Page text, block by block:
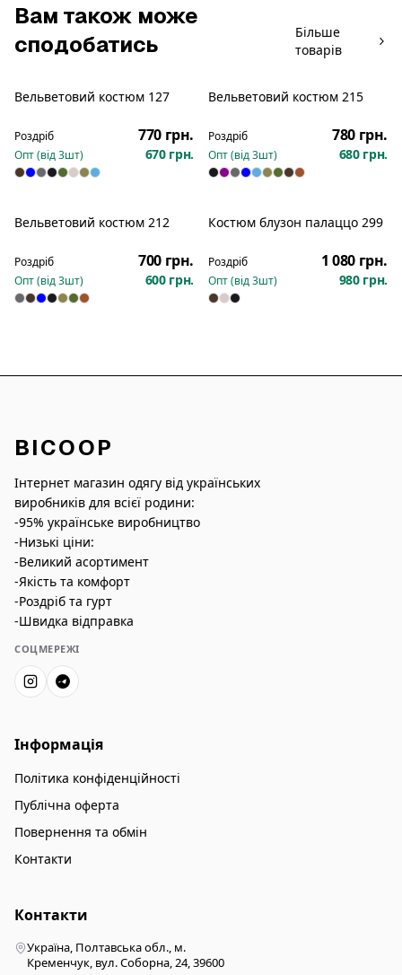
Вам також може
сподобатись
Більше
товарів
Вельветовий костюм 127
Роздріб 770 грн.
Опт (від3шт) 670 грн.
Вельветовий костюм 215
Роздріб 780 грн.
Опт (від3шт) 680 грн.
Вельветовий костюм 212
Роздріб 700 грн.
Опт (від3шт) 600 грн.
Костюм блузон палаццо 299
Роздріб 1 080 грн.
Опт (від3шт) 980 грн.
BICOOP
Інтернет магазин одягу від українських
виробників для всієї родини:
-95% українське виробництво
-Низькі ціни:
-Великий асортимент
-Якість та комфорт
-Роздріб та гурт
-Швидка відправка
СОЦМЕРЕЖІ
Інформація
Політика конфіденційності
Публічна оферта
Повернення та обмін
Контакти
Контакти
Україна, Полтавська обл., м.
Кременчук, вул. Соборна, 24, 39600